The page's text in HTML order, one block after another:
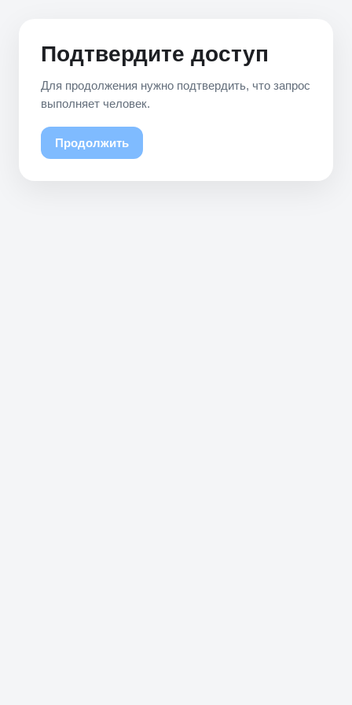
Подтвердите доступ
Для продолжения нужно подтвердить, что запрос
выполняет человек.
Продолжить